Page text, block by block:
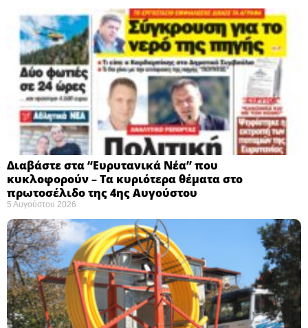
Διαβάστε στα “Ευρυτανικά Νέα” που
κυκλοφορούν – Τα κυριότερα θέματα στο
πρωτοσέλιδο της 4ης Αυγούστου
5 Αυγούστου 2026